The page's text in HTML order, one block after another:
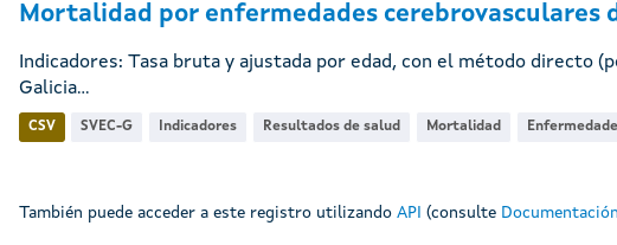
Mortalidad por enfermedades cerebrovasculares
Indicadores: Tasa bruta y ajustada por edad, con el método directo
Galicia...
CSV SVEC-G Indicadores Resultados de salud Mortalidad
También puede acceder a este registro utilizando API (consulte